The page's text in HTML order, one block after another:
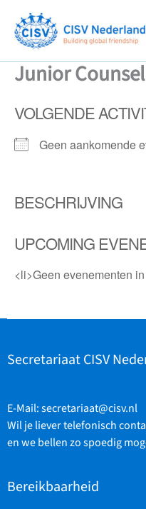
naar
inhoud
Junior
VOLGENDE
Geen aankomende
BESCHRIJVING
UPCOMING
<li>Geen evenementen
Secretariaat CISV
E-Mail:secretariaat@cisv.nl
Wil je liever telefonisch
en we bellen zo spoedig
Bereikbaarheid